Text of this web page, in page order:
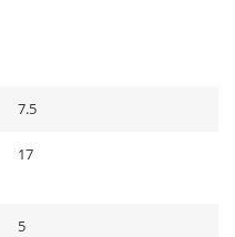
7.5
17
5